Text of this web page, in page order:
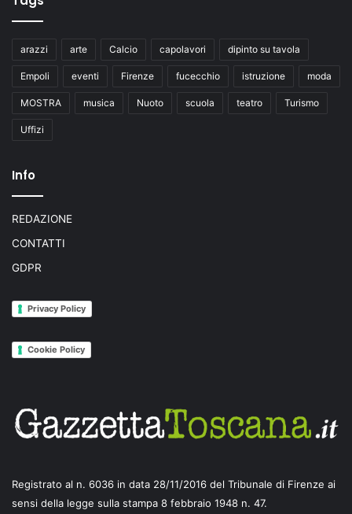
arazzi arte Calcio capolavori dipinto su tavola
Empoli eventi Firenze fucecchio istruzione moda
MOSTRA musica Nuoto scuola teatro Turismo
Uffizi
Info
REDAZIONE
CONTATTI
GDPR
Privacy Policy
Cookie Policy
Registrato al n. 6036 in data 28/11/2016 del Tribunale di Firenze ai
sensi della legge sulla stampa 8 febbraio 1948 n. 47.